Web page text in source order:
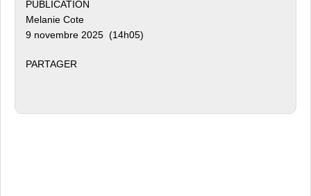
PUBLICATION
Melanie Cote
9 novembre 2025 (14h05)
PARTAGER